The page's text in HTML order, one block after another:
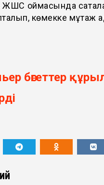
ЖШС қоймасында
көмекке мұқтаж
бөгеттер